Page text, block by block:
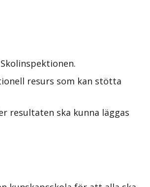
resurs som kan stötta
resultaten ska kunna läggas